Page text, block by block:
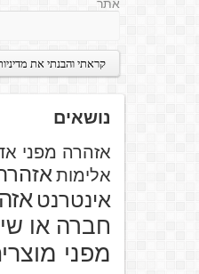
אתר
נושאים
אזהרה מפני
אלימות
אינטרנט
חברה או
מפני